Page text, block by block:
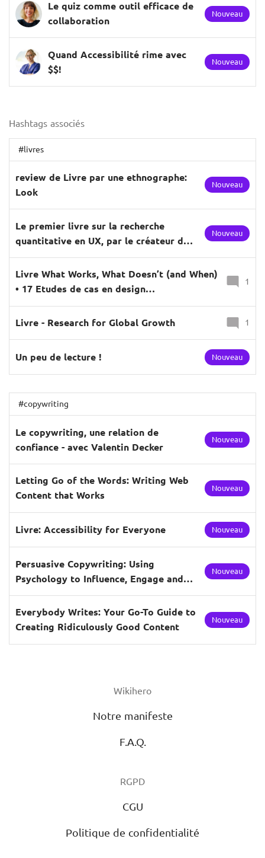
Le quiz comme outil efficace de
collaboration
Nouveau
Quand Accessibilité rime avec
$$!
Nouveau
Hashtags associés
#livres
review de Livre par une ethnographe:
Look
Nouveau
Le premier livre sur la recherche
quantitative en UX, par le créateur du
poste chez Google.
Nouveau
Livre What Works, What Doesn’t (and When)
• 17 Etudes de cas en design
comportemental
1
Livre - Research for Global Growth 1
Un peu de lecture ! Nouveau
#copywriting
Le copywriting, une relation de
confiance - avec Valentin Decker
Nouveau
Letting Go of the Words: Writing Web
Content that Works
Nouveau
Livre: Accessibility for Everyone Nouveau
Persuasive Copywriting: Using
Psychology to Influence, Engage and
Sell
Nouveau
Everybody Writes: Your Go-To Guide to
Creating Ridiculously Good Content
Nouveau
Wikihero
Notre manifeste
F.A.Q.
RGPD
CGU
Politique de confidentialité